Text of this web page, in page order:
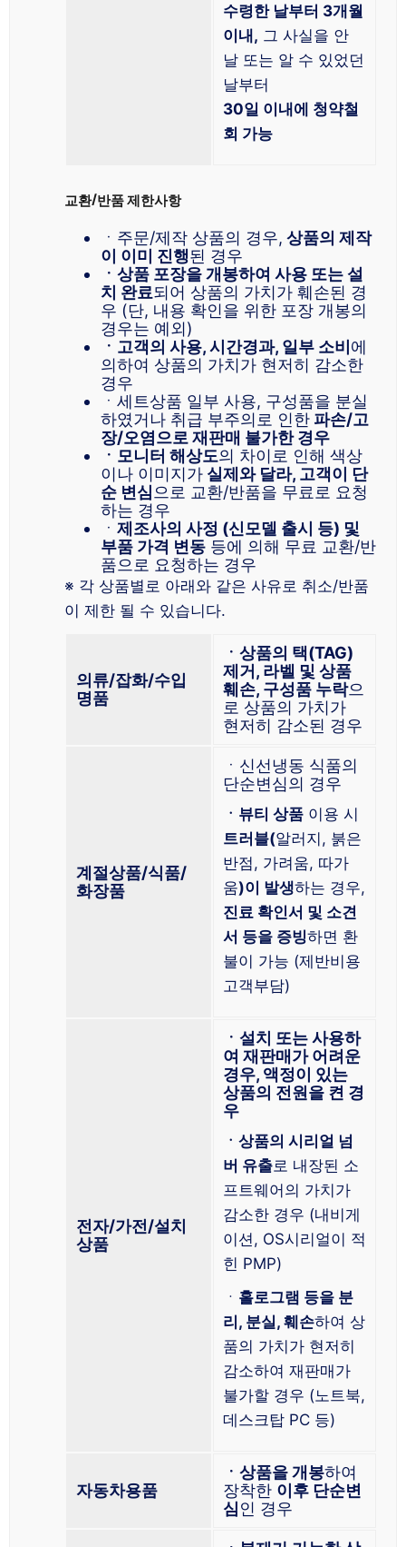
수령한 날부터 3개월
이내, 그 사실을 안
날 또는 알 수 있었던
날부터
30일 이내에 청약철
회 가능
교환/반품 제한사항
ㆍ주문/제작 상품의 경우, 상품의 제작
이 이미 진행된 경우
ㆍ상품 포장을 개봉하여 사용 또는 설
치 완료되어 상품의 가치가 훼손된 경
우 (단, 내용 확인을 위한 포장 개봉의
경우는 예외)
ㆍ고객의 사용, 시간경과, 일부 소비 에
의하여 상품의 가치가 현저히 감소한
경우
ㆍ세트상품 일부 사용, 구성품을 분실
하였거나 취급 부주의로 인한 파손/고
장/오염으로 재판매 불가한 경우
ㆍ모니터 해상도의 차이로 인해 색상
이나 이미지가 실제와 달라, 고객이 단
순 변심으로 교환/반품을 무료로 요청
하는 경우
ㆍ 제조사의 사정 (신모델 출시 등) 및
부품 가격 변동 등에 의해 무료 교환/반
품으로 요청하는 경우
※ 각 상품별로 아래와 같은 사유로 취소/반품
이 제한 될 수 있습니다.
의류/잡화/수입
명품
ㆍ상품의 택(TAG)
제거, 라벨 및 상품
훼손, 구성품 누락으
로 상품의 가치가
현저히 감소된 경우
계절상품/식품/
화장품
ㆍ신선냉동 식품의
단순변심의 경우
ㆍ뷰티 상품 이용 시
트러블(알러지, 붉은
반점, 가려움, 따가
움)이 발생하는 경우,
진료 확인서 및 소견
서 등을 증빙하면 환
불이 가능 (제반비용
고객부담)
전자/가전/설치
상품
ㆍ설치 또는 사용하
여 재판매가 어려운
경우, 액정이 있는
상품의 전원을 켠 경
우
ㆍ상품의 시리얼 넘
버 유출로 내장된 소
프트웨어의 가치가
감소한 경우 (내비게
이션, OS시리얼이 적
힌 PMP)
ㆍ 홀로그램 등을 분
리, 분실, 훼손하여 상
품의 가치가 현저히
감소하여 재판매가
불가할 경우 (노트북,
데스크탑 PC 등)
자동차용품
ㆍ상품을 개봉하여
장착한 이후 단순변
심인 경우